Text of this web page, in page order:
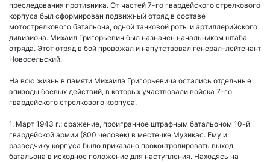
преследования противника. От частей 7-го гвардейского стрелкового
корпуса был сформирован подвижный отряд в составе
мотострелкового батальона, одной танковой роты и артиллерийского
дивизиона. Михаил Григорьевич был назначен начальником штаба
отряда. Этот отряд в бой провожал и напутствовал генерал-лейтенант
Новосельский.
На всю жизнь в памяти Михаила Григорьевича остались отдельные
эпизоды боевых действий, в которых участвовали войска 7-го
гвардейского стрелкового корпуса.
1. Март 1943 г.: сражение, проигранное штрафным батальоном 10-й
гвардейской армии (800 человек) в местечке Музикас. Ему и
разведчику корпуса было приказано проконтролировать выход
батальона в исходное положение для наступления. Находясь на